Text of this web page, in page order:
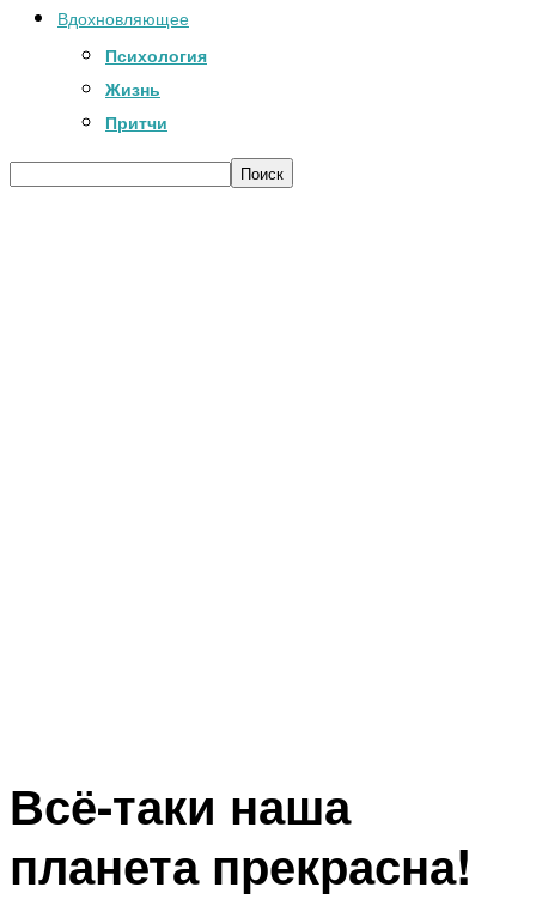
Вдохновляющее
Психология
Жизнь
Притчи
Всё-таки наша
планета прекрасна!